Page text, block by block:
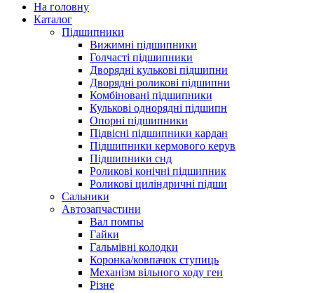
На головну
Каталог
Підшипники
Вижимні підшипники
Голчасті підшипники
Дворядні кулькові підшипни
Дворядні роликові підшипни
Комбіновані підшипники
Кулькові однорядні підшипн
Опорні підшипники
Підвісні підшипники кардан
Підшипники кермового керув
Підшипники снд
Роликові конічні підшипник
Роликові циліндричні підши
Сальники
Автозапчастини
Вал помпы
Гайки
Гальмівні колодки
Коронка/ковпачок ступиць
Механізм вільного ходу ген
Різне